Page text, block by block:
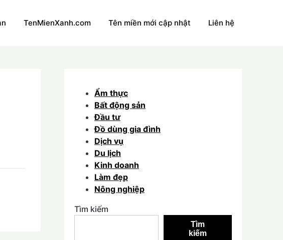
TenMienXanh.com Tên miền mới cập nhật Liên hệ
Ẩm thực
Bất động sản
Đầu tư
Đồ dùng gia đình
Dịch vụ
Du lịch
Kinh doanh
Làm đẹp
Nông nghiệp
Tìm kiếm
Tìm
kiếm